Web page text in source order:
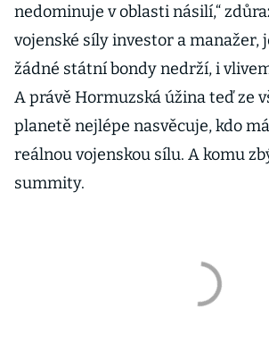
nedominuje v oblasti násilí,“
vojenské síly investor a manažer,
žádné státní bondy nedrží, i
A právě Hormuzská úžina teď ze
planetě nejlépe nasvěcuje, kdo
reálnou vojenskou sílu. A komu
summity.